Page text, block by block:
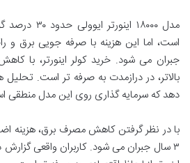
مدل ۱۸۰۰۰
است، اما این هزینه با صرفه جویی برق و
جبران می شود. خرید کولر اینورتر، با
بالاتر، در درازمدت به صرفه تر است.
دهد که سرمایه گذاری روی این مدل منطقی
۳ سال جبران می شود. کاربران واقعی